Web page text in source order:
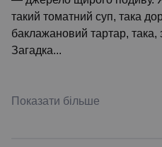
такий томатний суп, така
баклажановий тартар,
Загадка...
Показати більше